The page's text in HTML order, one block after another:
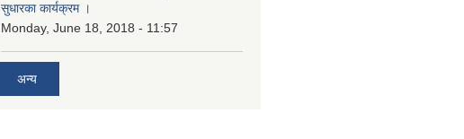
सुधारका कार्यक्रम ।
Monday, June 18, 2018 - 11:57
अन्य